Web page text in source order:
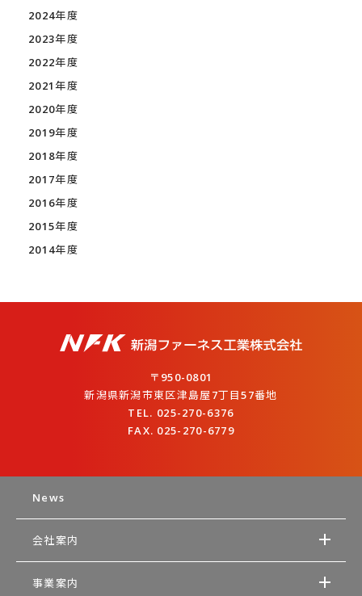
2024年度
2023年度
2022年度
2021年度
2020年度
2019年度
2018年度
2017年度
2016年度
2015年度
2014年度
〒950-0801
新潟県新潟市東区津島屋7丁目57番地
TEL. 025-270-6376
FAX. 025-270-6779
News
会社案内
事業案内